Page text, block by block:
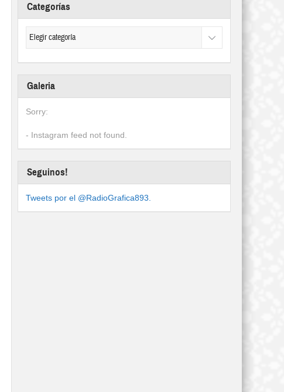
Categorías
Galeria
Sorry:
- Instagram feed not found.
Seguinos!
Tweets por el @RadioGrafica893.